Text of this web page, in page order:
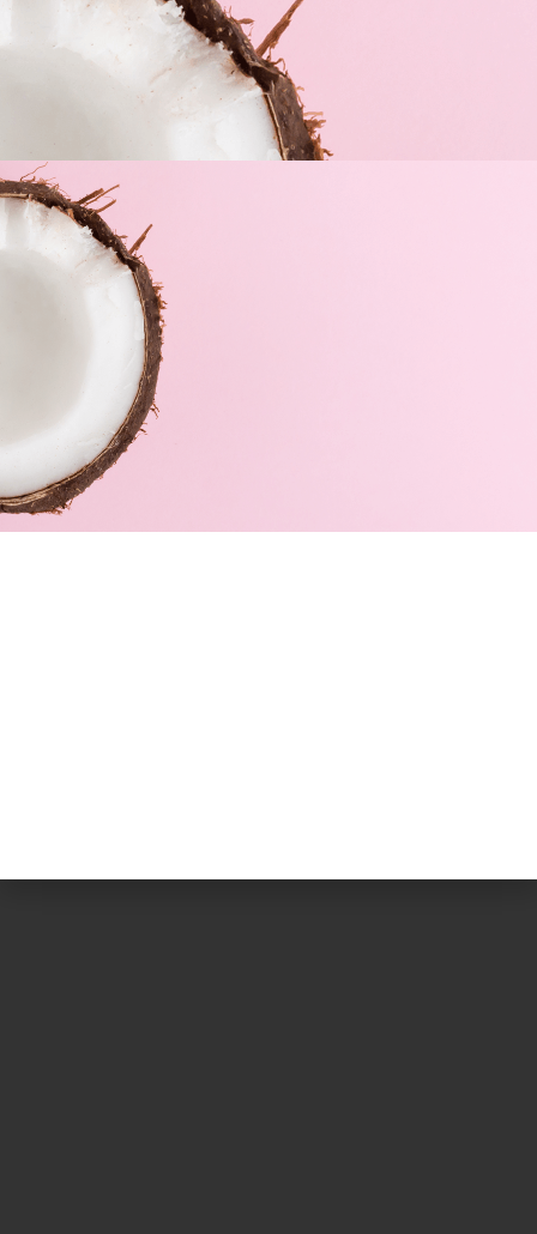
DE USO
Envíos y devoluciones
Cookies
NUESTRA
FARMACIA
Sobre nosotros
Nuestra marca
© 2026 Farmacia Daries –
Política de Cookies